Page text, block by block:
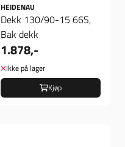
HEIDENAU
Dekk 130/90-15 66S,
Bak dekk
1.878,-
Ikke på lager
Kjøp